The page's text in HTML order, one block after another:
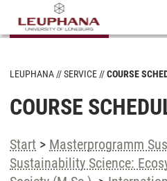
LEUPHANA SERVICE COURSE
COURSE
Start > Masterprogramm
Sustainability Science: